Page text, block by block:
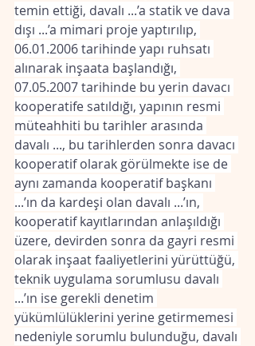
temin ettiği, davalı ...’a statik ve dava
dışı ...’a mimari proje yaptırılıp,
06.01.2006 tarihinde yapı ruhsatı
alınarak inşaata başlandığı,
07.05.2007 tarihinde bu yerin davacı
kooperatife satıldığı, yapının resmi
müteahhiti bu tarihler arasında
davalı ..., bu tarihlerden sonra davacı
kooperatif olarak görülmekte ise de
aynı zamanda kooperatif başkanı
...’ın da kardeşi olan davalı ...’ın,
kooperatif kayıtlarından anlaşıldığı
üzere, devirden sonra da gayri resmi
olarak inşaat faaliyetlerini yürüttüğü,
teknik uygulama sorumlusu davalı
...’ın ise gerekli denetim
yükümlülüklerini yerine getirmemesi
nedeniyle sorumlu bulunduğu, davalı